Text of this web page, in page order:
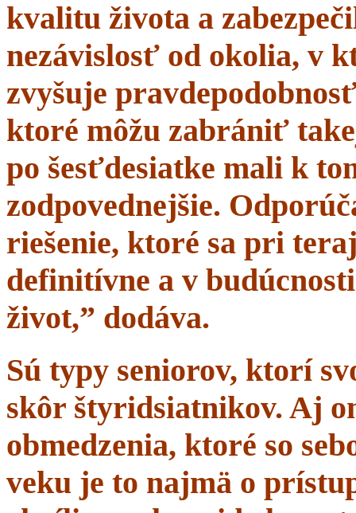
kvalitu života a
nezávislosť od okolia, v
zvyšuje
ktoré môžu zabrániť
po šesťdesiatke mali k
zodpovednejšie.
riešenie, ktoré sa pri
definitívne a v
život,” dodáva.
Sú typy seniorov, ktorí
skôr štyridsiatnikov. Aj
obmedzenia, ktoré so
veku je to najmä o